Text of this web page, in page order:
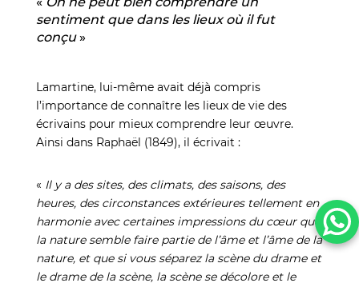
sentiment que dans les lieux où il fut
conçu»
Lamartine, lui-même avait déjà compris
l’importance de connaître les lieux de vie des
écrivains pour mieux comprendre leur œuvre.
Ainsi dans Raphaël (1849), il écrivait :
« Il y a des sites, des climats, des saisons, des
heures, des circonstances extérieures tellement en
harmonie avec certaines impressions du cœur que
la nature semble faire partie de l’âme et l’âme de la
nature, et que si vous séparez la scène du drame et
le drame de la scène, la scène se décolore et le